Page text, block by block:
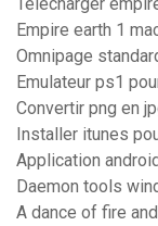
Telecharger
Empire earth 1
Omnipage
Emulateur ps1
Convertir png en
Installer itunes
Application
Daemon tools
A dance of fire